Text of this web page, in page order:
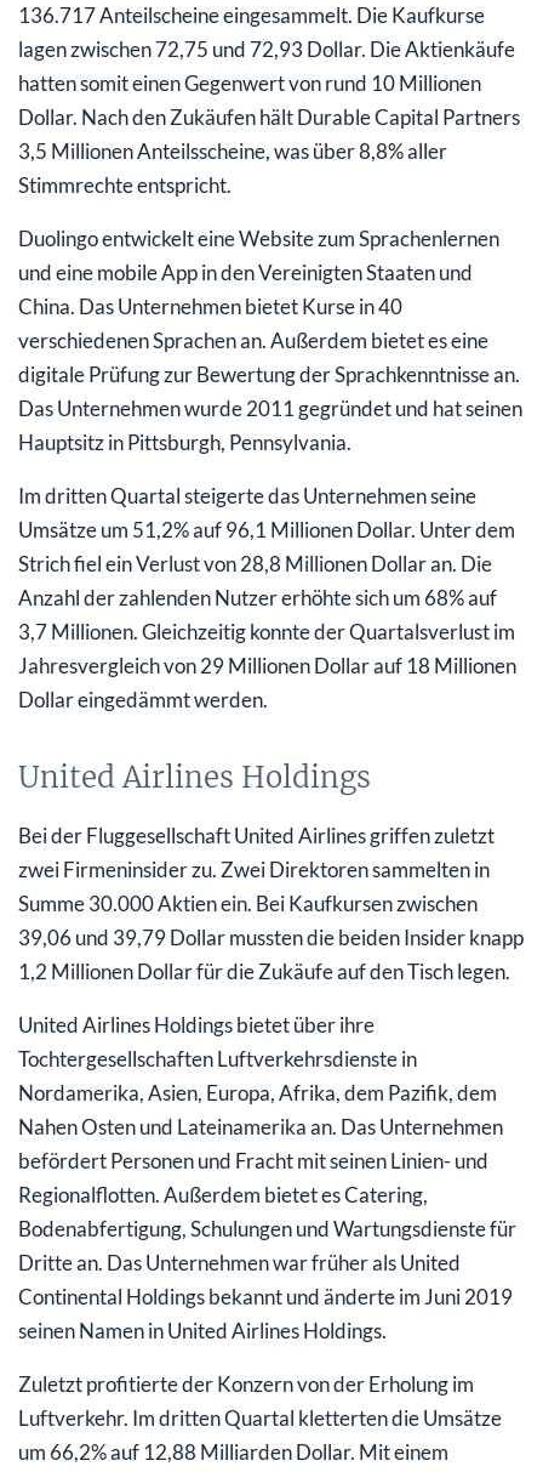
136.717 Anteilscheine eingesammelt. Die Kaufkurse
lagen zwischen 72,75 und 72,93 Dollar. Die Aktienkäufe
hatten somit einen Gegenwert von rund 10 Millionen
Dollar. Nach den Zukäufen hält Durable Capital Partners
3,5 Millionen Anteilsscheine, was über 8,8% aller
Stimmrechte entspricht.
Duolingo entwickelt eine Website zum Sprachenlernen
und eine mobile App in den Vereinigten Staaten und
China. Das Unternehmen bietet Kurse in 40
verschiedenen Sprachen an. Außerdem bietet es eine
digitale Prüfung zur Bewertung der Sprachkenntnisse an.
Das Unternehmen wurde 2011 gegründet und hat seinen
Hauptsitz in Pittsburgh, Pennsylvania.
Im dritten Quartal steigerte das Unternehmen seine
Umsätze um 51,2% auf 96,1 Millionen Dollar. Unter dem
Strich fiel ein Verlust von 28,8 Millionen Dollar an. Die
Anzahl der zahlenden Nutzer erhöhte sich um 68% auf
3,7 Millionen. Gleichzeitig konnte der Quartalsverlust im
Jahresvergleich von 29 Millionen Dollar auf 18 Millionen
Dollar eingedämmt werden.
United Airlines Holdings
Bei der Fluggesellschaft United Airlines griffen zuletzt
zwei Firmeninsider zu. Zwei Direktoren sammelten in
Summe 30.000 Aktien ein. Bei Kaufkursen zwischen
39,06 und 39,79 Dollar mussten die beiden Insider knapp
1,2 Millionen Dollar für die Zukäufe auf den Tisch legen.
United Airlines Holdings bietet über ihre
Tochtergesellschaften Luftverkehrsdienste in
Nordamerika, Asien, Europa, Afrika, dem Pazifik, dem
Nahen Osten und Lateinamerika an. Das Unternehmen
befördert Personen und Fracht mit seinen Linien- und
Regionalflotten. Außerdem bietet es Catering,
Bodenabfertigung, Schulungen und Wartungsdienste für
Dritte an. Das Unternehmen war früher als United
Continental Holdings bekannt und änderte im Juni 2019
seinen Namen in United Airlines Holdings.
Zuletzt profitierte der Konzern von der Erholung im
Luftverkehr. Im dritten Quartal kletterten die Umsätze
um 66,2% auf 12,88 Milliarden Dollar. Mit einem